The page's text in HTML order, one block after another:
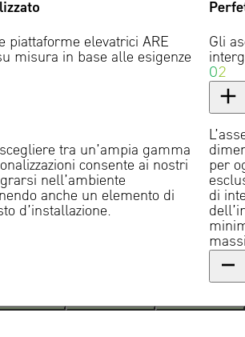
piattaforme elevatrici ARE
misura in base alle esigenze
tra un’ampia gamma
consente ai nostri
nell’ambiente
anche un elemento di
d’installazione.
Gli
02
per
di